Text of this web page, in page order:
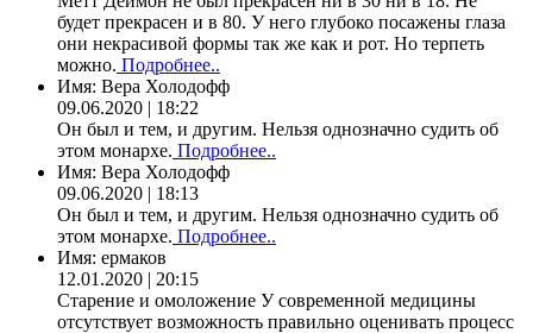
будет прекрасен и в 80. У него глубоко посажены глаза
они некрасивой формы так же как и рот. Но терпеть
можно. Подробнее..
Имя: Вера Холодофф
09.06.2020 | 18:22
Он был и тем, и другим. Нельзя однозначно судить об
этом монархе. Подробнее..
Имя: Вера Холодофф
09.06.2020 | 18:13
Он был и тем, и другим. Нельзя однозначно судить об
этом монархе. Подробнее..
Имя: ермаков
12.01.2020 | 20:15
Старение и омоложение У современной медицины
отсутствует возможность правильно оценивать процесс